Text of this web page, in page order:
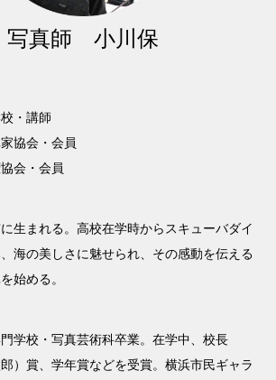
写真師 小川保
・講師
協会・会員
会・会員
生まれる。高校在学時からスキューバダイ
海の美しさに魅せられ、その感動を伝える
始める。
学校・写真芸術科卒業。在学中、校長
郎）賞、学年賞などを受賞。横浜市民ギャラ